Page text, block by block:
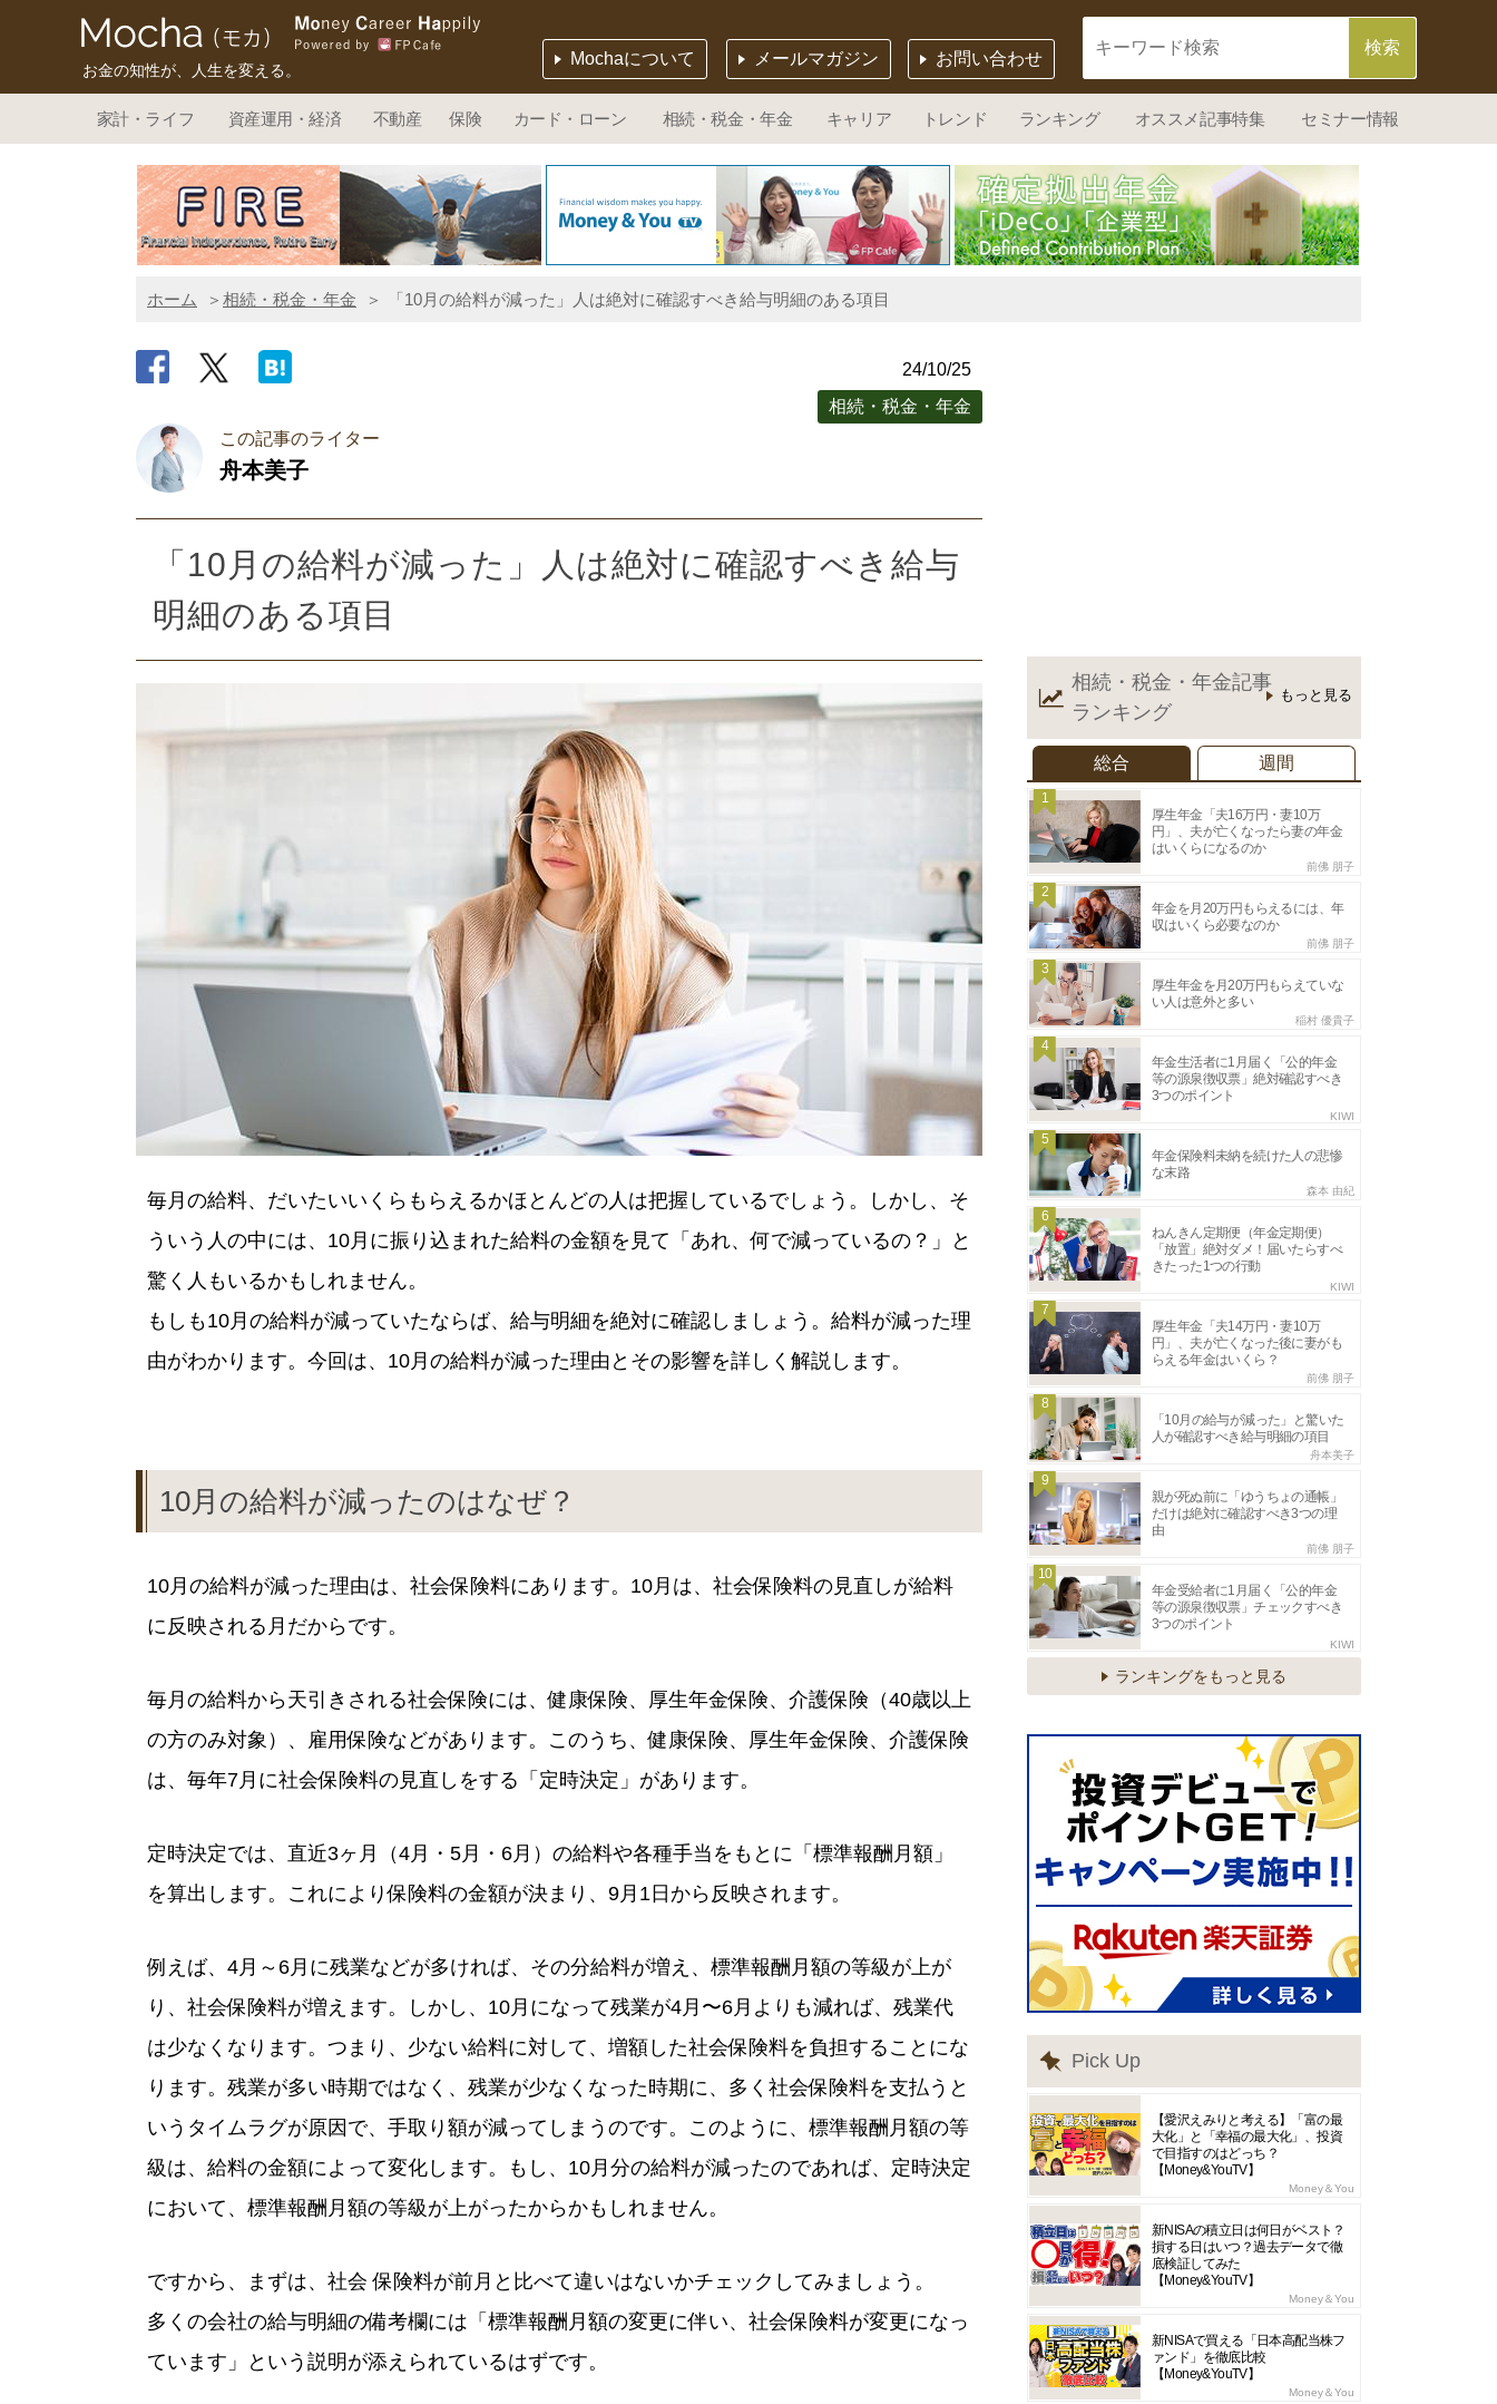
お金の知性が、人生を変える。
お問い合わせ
メールマガジン
Mochaについて
家計・ライフ 資産運用・経済 不動産 保険 カード・ローン 相続・税金・年金 キャリア トレンド ランキング オススメ記事特集 セミナー情報
ホーム 相続・税金・年金 「10月の給料が減った」人は絶対に確認すべき給与明細のある項目
24/10/25
相続・税金・年金
この記事のライター
舟本美子
「10月の給料が減った」人は絶対に確認すべき給与
明細のある項目
毎月の給料、だいたいいくらもらえるかほとんどの人は把握しているでしょう。しかし、そ
ういう人の中には、10月に振り込まれた給料の金額を見て「あれ、何で減っているの？」と
驚く人もいるかもしれません。
もしも10月の給料が減っていたならば、給与明細を絶対に確認しましょう。給料が減った理
由がわかります。今回は、10月の給料が減った理由とその影響を詳しく解説します。
10月の給料が減ったのはなぜ？
10月の給料が減った理由は、社会保険料にあります。10月は、社会保険料の見直しが給料
に反映される月だからです。
毎月の給料から天引きされる社会保険には、健康保険、厚生年金保険、介護保険（40歳以上
の方のみ対象）、雇用保険などがあります。このうち、健康保険、厚生年金保険、介護保険
は、毎年7月に社会保険料の見直しをする「定時決定」があります。
定時決定では、直近3ヶ月（4月・5月・6月）の給料や各種手当をもとに「標準報酬月額」
を算出します。これにより保険料の金額が決まり、9月1日から反映されます。
例えば、4月～6月に残業などが多ければ、その分給料が増え、標準報酬月額の等級が上が
り、社会保険料が増えます。しかし、10月になって残業が4月〜6月よりも減れば、残業代
は少なくなります。つまり、少ない給料に対して、増額した社会保険料を負担することにな
ります。残業が多い時期ではなく、残業が少なくなった時期に、多く社会保険料を支払うと
いうタイムラグが原因で、手取り額が減ってしまうのです。このように、標準報酬月額の等
級は、給料の金額によって変化します。もし、10月分の給料が減ったのであれば、定時決定
において、標準報酬月額の等級が上がったからかもしれません。
ですから、まずは、社会 保険料が前月と比べて違いはないかチェックしてみましょう。
多くの会社の給与明細の備考欄には「標準報酬月額の変更に伴い、社会保険料が変更になっ
ています」という説明が添えられているはずです。
相続・税金・年金記事
ランキング
もっと見る
総合 週間
1
厚生年金「夫16万円・妻10万
円」、夫が亡くなったら妻の年金
はいくらになるのか
前佛 朋子
2
年金を月20万円もらえるには、年
収はいくら必要なのか
前佛 朋子
3
厚生年金を月20万円もらえていな
い人は意外と多い
稲村 優貴子
4
年金生活者に1月届く「公的年金
等の源泉徴収票」絶対確認すべき
3つのポイント
KIWI
5
年金保険料未納を続けた人の悲惨
な末路
森本 由紀
6
ねんきん定期便（年金定期便）
「放置」絶対ダメ！届いたらすべ
きたった1つの行動
KIWI
7
厚生年金「夫14万円・妻10万
円」、夫が亡くなった後に妻がも
らえる年金はいくら？
前佛 朋子
8
「10月の給与が減った」と驚いた
人が確認すべき給与明細の項目
舟本美子
9
親が死ぬ前に「ゆうちょの通帳」
だけは絶対に確認すべき3つの理
由
前佛 朋子
10
年金受給者に1月届く「公的年金
等の源泉徴収票」チェックすべき
3つのポイント
KIWI
ランキングをもっと見る
Pick Up
【愛沢えみりと考える】「富の最
大化」と「幸福の最大化」、投資
で目指すのはどっち？
【Money&YouTV】
Money＆You
新NISAの積立日は何日がベスト？
損する日はいつ？過去データで徹
底検証してみた
【Money&YouTV】
Money＆You
新NISAで買える「日本高配当株フ
ァンド」を徹底比較
【Money&YouTV】
Money＆You